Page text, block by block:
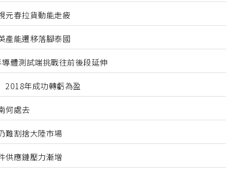
春拉貨動能走疲
能遷移落腳泰國
體測試端挑戰往前後段延伸
年成功轉虧為盈
何處去
割捨大陸市場
應鏈壓力漸增